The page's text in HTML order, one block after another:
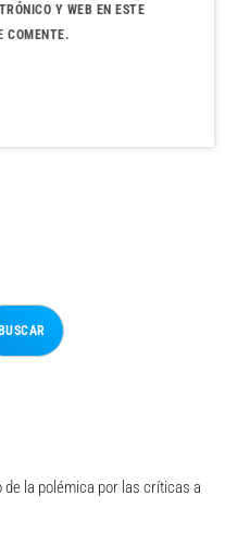
Y WEB EN ESTE
COMENTE.
BUSCAR
de la polémica por las críticas a